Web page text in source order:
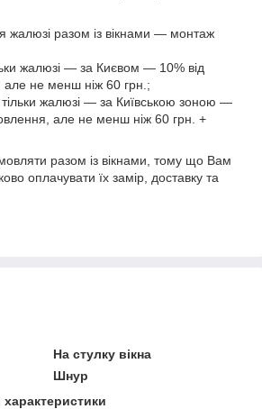
жалюзі разом із вікнами — монтаж
жалюзі — за Києвом — 10% від
але не менш ніж 60 грн.;
жалюзі — за Київською зоною —
але не менш ніж 60 грн. +
разом із вікнами, тому що Вам
оплачувати їх замір, доставку та
На стулку вікна
Шнур